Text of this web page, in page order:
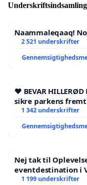
Naammaleqaaq!
2 521 underskrifter
❤️ BEVAR
sikre parkens
1 342 underskrifter
Nej tak til
eventdestination i
lokalområde i
1 199 underskrifter